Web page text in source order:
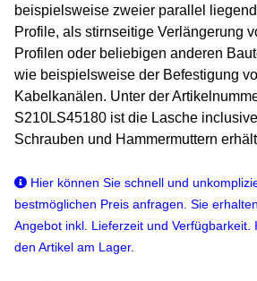
beispielsweise zweier parallel
Profile, als stirnseitige Verlängerung
Profilen oder beliebigen anderen
wie beispielsweise der Befestigung
Kabelkanälen. Unter der
S210LS45180 ist die Lasche inclusive
Schrauben und Hammermuttern
Hier können Sie schnell und
bestmöglichen Preis anfragen. Sie
Angebot inkl. Lieferzeit und Verfügbarkeit.
den Artikel am Lager.